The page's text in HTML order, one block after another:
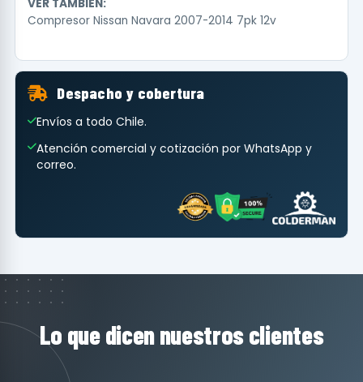
VER TAMBIÉN:
Compresor Nissan Navara 2007-2014 7pk 12v
Despacho y cobertura
Envíos a todo Chile.
Atención comercial y cotización por WhatsApp y
correo.
Lo que dicen nuestros clientes